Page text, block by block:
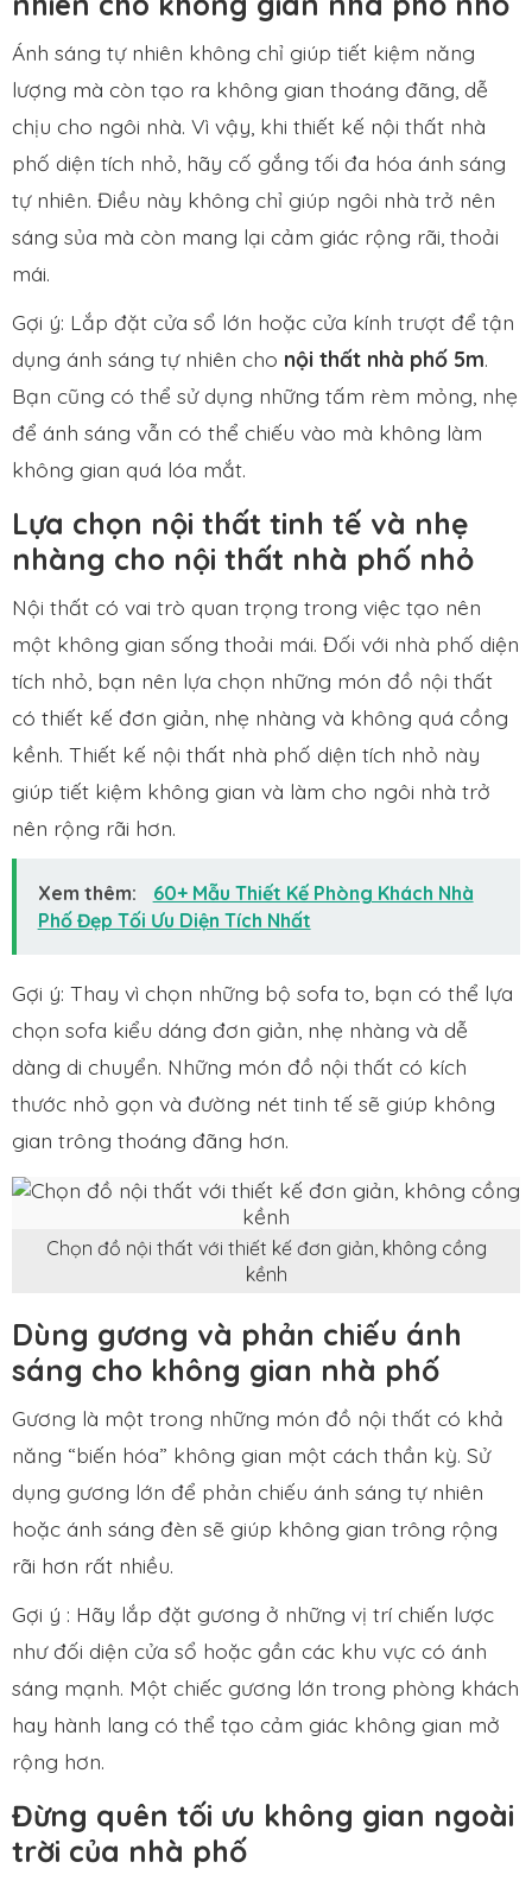
Ánh sáng tự nhiên không chỉ giúp tiết kiệm năng
lượng mà còn tạo ra không gian thoáng đãng, dễ
chịu cho ngôi nhà. Vì vậy, khi thiết kế nội thất nhà
phố diện tích nhỏ, hãy cố gắng tối đa hóa ánh sáng
tự nhiên. Điều này không chỉ giúp ngôi nhà trở nên
sáng sủa mà còn mang lại cảm giác rộng rãi, thoải
mái.
Gợi ý: Lắp đặt cửa sổ lớn hoặc cửa kính trượt để tận
dụng ánh sáng tự nhiên cho nội thất nhà phố 5m.
Bạn cũng có thể sử dụng những tấm rèm mỏng, nhẹ
để ánh sáng vẫn có thể chiếu vào mà không làm
không gian quá lóa mắt.
Lựa chọn nội thất tinh tế và nhẹ
nhàng cho nội thất nhà phố nhỏ
Nội thất có vai trò quan trọng trong việc tạo nên
một không gian sống thoải mái. Đối với nhà phố diện
tích nhỏ, bạn nên lựa chọn những món đồ nội thất
có thiết kế đơn giản, nhẹ nhàng và không quá cồng
kềnh. Thiết kế nội thất nhà phố diện tích nhỏ này
giúp tiết kiệm không gian và làm cho ngôi nhà trở
nên rộng rãi hơn.
Xem thêm:
60+ Mẫu Thiết Kế Phòng Khách Nhà
Phố Đẹp Tối Ưu Diện Tích Nhất
Gợi ý: Thay vì chọn những bộ sofa to, bạn có thể lựa
chọn sofa kiểu dáng đơn giản, nhẹ nhàng và dễ
dàng di chuyển. Những món đồ nội thất có kích
thước nhỏ gọn và đường nét tinh tế sẽ giúp không
gian trông thoáng đãng hơn.
Chọn đồ nội thất với thiết kế đơn giản, không cồng
kềnh
Dùng gương và phản chiếu ánh
sáng cho không gian nhà phố
Gương là một trong những món đồ nội thất có khả
năng “biến hóa” không gian một cách thần kỳ. Sử
dụng gương lớn để phản chiếu ánh sáng tự nhiên
hoặc ánh sáng đèn sẽ giúp không gian trông rộng
rãi hơn rất nhiều.
Gợi ý : Hãy lắp đặt gương ở những vị trí chiến lược
như đối diện cửa sổ hoặc gần các khu vực có ánh
sáng mạnh. Một chiếc gương lớn trong phòng khách
hay hành lang có thể tạo cảm giác không gian mở
rộng hơn.
Đừng quên tối ưu không gian ngoài
trời của nhà phố